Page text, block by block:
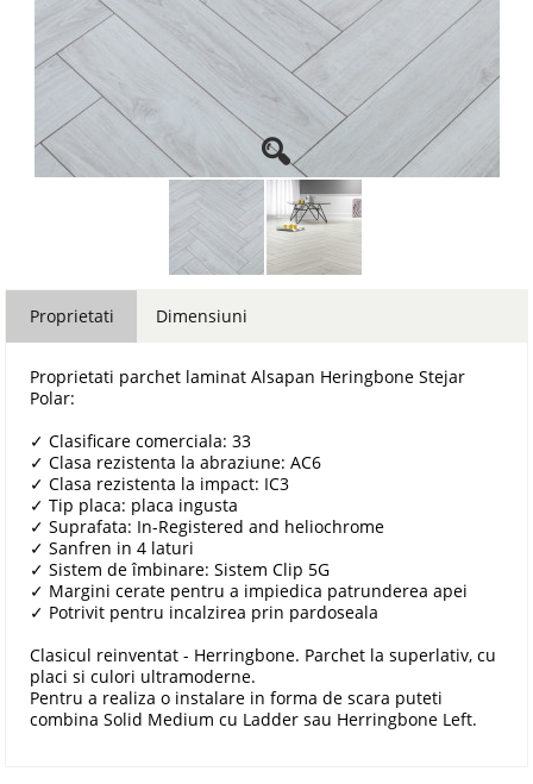
Proprietati Dimensiuni
Proprietati parchet laminat Alsapan Heringbone Stejar
Polar:
✓ Clasificare comerciala: 33
✓ Clasa rezistenta la abraziune: AC6
✓ Clasa rezistenta la impact: IC3
✓ Tip placa: placa ingusta
✓ Suprafata: In-Registered and heliochrome
✓ Sanfren in 4 laturi
✓ Sistem de îmbinare: Sistem Clip 5G
✓ Margini cerate pentru a impiedica patrunderea apei
✓ Potrivit pentru incalzirea prin pardoseala
Clasicul reinventat - Herringbone. Parchet la superlativ, cu
placi si culori ultramoderne.
Pentru a realiza o instalare in forma de scara puteti
combina Solid Medium cu Ladder sau Herringbone Left.